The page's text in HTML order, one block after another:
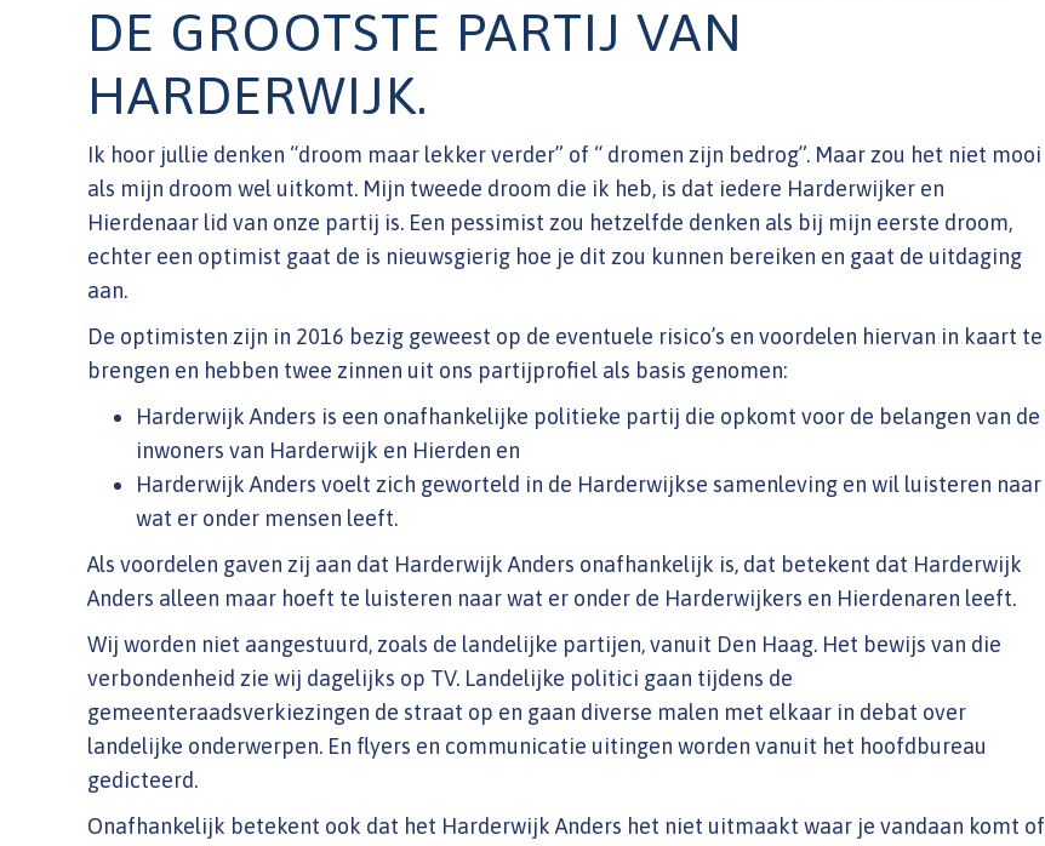
DE GROOTSTE PARTIJ VAN
HARDERWIJK.
Ik hoor jullie denken “droom maar lekker verder” of “ dromen zijn bedrog”. Maar zou het niet mooi
als mijn droom wel uitkomt. Mijn tweede droom die ik heb, is dat iedere Harderwijker en
Hierdenaar lid van onze partij is. Een pessimist zou hetzelfde denken als bij mijn eerste droom,
echter een optimist gaat de is nieuwsgierig hoe je dit zou kunnen bereiken en gaat de uitdaging
aan.
De optimisten zijn in 2016 bezig geweest op de eventuele risico’s en voordelen hiervan in kaart te
brengen en hebben twee zinnen uit ons partijprofiel als basis genomen:
Harderwijk Anders is een onafhankelijke politieke partij die opkomt voor de belangen van de
inwoners van Harderwijk en Hierden en
Harderwijk Anders voelt zich geworteld in de Harderwijkse samenleving en wil luisteren naar
wat er onder mensen leeft.
Als voordelen gaven zij aan dat Harderwijk Anders onafhankelijk is, dat betekent dat Harderwijk
Anders alleen maar hoeft te luisteren naar wat er onder de Harderwijkers en Hierdenaren leeft.
Wij worden niet aangestuurd, zoals de landelijke partijen, vanuit Den Haag. Het bewijs van die
verbondenheid zie wij dagelijks op TV. Landelijke politici gaan tijdens de
gemeenteraadsverkiezingen de straat op en gaan diverse malen met elkaar in debat over
landelijke onderwerpen. En flyers en communicatie uitingen worden vanuit het hoofdbureau
gedicteerd.
Onafhankelijk betekent ook dat het Harderwijk Anders het niet uitmaakt waar je vandaan komt of